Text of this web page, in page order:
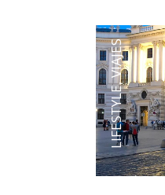
LIFESTYLE
,
VIAJES